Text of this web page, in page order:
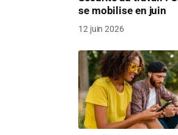
se mobilise en juin
12 juin 2026